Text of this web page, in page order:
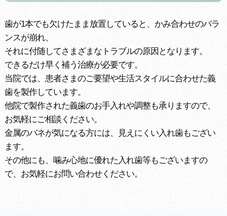
歯が1本でも欠けたまま放置していると、かみ合わせのバラ
ンスが崩れ、
それに付随してさまざまなトラブルの原因となります。
できるだけ早く補う治療が必要です。
当院では、患者さまのご要望や生活スタイルに合わせた義
歯を製作しています。
他院で製作された義歯のお手入れや調整も承りますので、
お気軽にご相談ください。
金属のバネが気になる方には、見えにくい入れ歯もござい
ます。
その他にも、噛み心地に優れた入れ歯等もございますの
で、お気軽にお問い合わせください。